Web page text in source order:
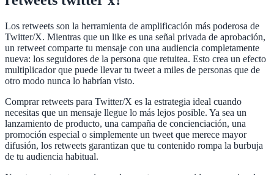
Los retweets son la herramienta de amplificación más poderosa de
Twitter/X. Mientras que un like es una señal privada de aprobación,
un retweet comparte tu mensaje con una audiencia completamente
nueva: los seguidores de la persona que retuitea. Esto crea un efecto
multiplicador que puede llevar tu tweet a miles de personas que de
otro modo nunca lo habrían visto.
Comprar retweets para Twitter/X es la estrategia ideal cuando
necesitas que un mensaje llegue lo más lejos posible. Ya sea un
lanzamiento de producto, una campaña de concienciación, una
promoción especial o simplemente un tweet que merece mayor
difusión, los retweets garantizan que tu contenido rompa la burbuja
de tu audiencia habitual.